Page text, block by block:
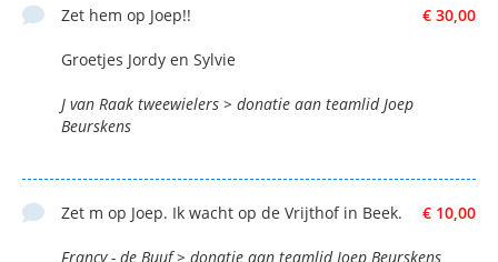
€ 30,00
Zet hem op Joep!!
Groetjes Jordy en Sylvie
J van Raak tweewielers > donatie aan teamlid Joep
Beurskens
€ 10,00
Zet m op Joep. Ik wacht op de Vrijthof in Beek.
Francy - de Buuf > donatie aan teamlid Joep Beurskens